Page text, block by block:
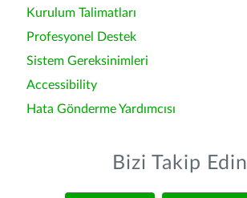
Kurulum Talimatları
Profesyonel Destek
Sistem Gereksinimleri
Accessibility
Hata Gönderme Yardımcısı
Bizi Takip Edin